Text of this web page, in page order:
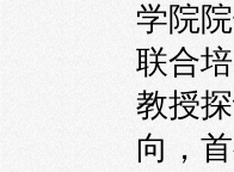
学院
联合
教授
向，